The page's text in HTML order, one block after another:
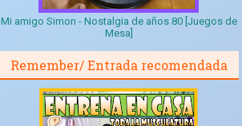
Mi amigo Simon - Nostalgia de años 80 [Juegos de
Mesa]
Remember/ Entrada recomendada